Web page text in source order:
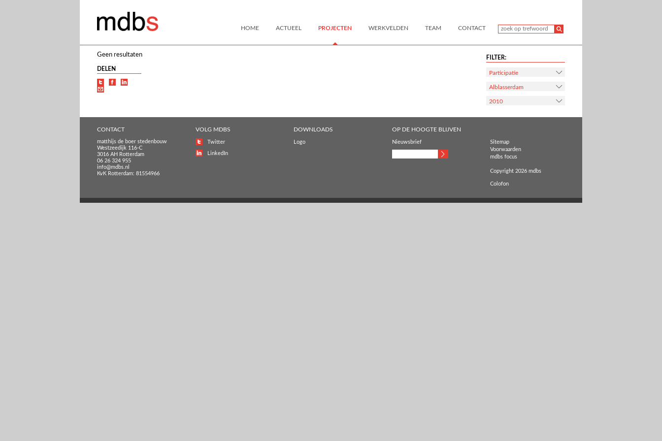
HOME ACTUEEL PROJECTEN WERKVELDEN TEAM CONTACT
Geen resultaten
DELEN
FILTER:
Participatie
Alblasserdam
2010
CONTACT
matthijs de boer stedenbouw
Westzeedijk 116-C
3016 AH Rotterdam
06 26 324 955
info@mdbs.nl
KvK Rotterdam: 81554966
VOLG MDBS
Twitter
LinkedIn
DOWNLOADS
Logo
OP DE HOOGTE BLIJVEN
Nieuwsbrief
Sitemap
Voorwaarden
mdbs focus
Copyright 2026 mdbs
Colofon